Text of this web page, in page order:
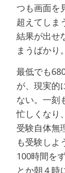
つも画面を
超えてしま
結果が出せ
まうばかり。
最低でも
が、現実的
ない。一刻
忙しくなり
受験自体無
も受験しよ
100時間を
とか朝４時